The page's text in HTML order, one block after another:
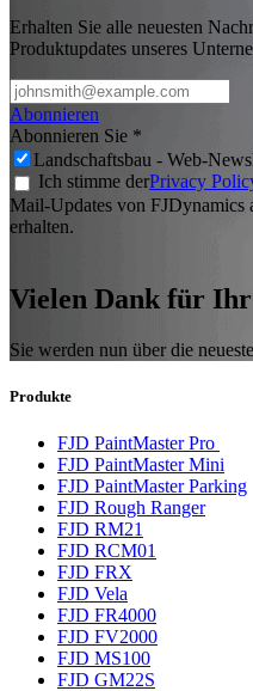
Erhalten Sie alle neuesten
Produktupdates unseres
Abonnieren
Abonnieren Sie *
Landschaftsbau - Web-
Ich stimme derPrivacy
Mail-Updates von FJDynamics
erhalten.
Vielen Dank für
Sie werden nun über die
Produkte
FJD PaintMaster Pro
FJD PaintMaster Mini
FJD PaintMaster Parking
FJD Rough Ranger
FJD RM21
FJD RCM01
FJD FRX
FJD Vela
FJD FR4000
FJD FV2000
FJD MS100
FJD GM22S